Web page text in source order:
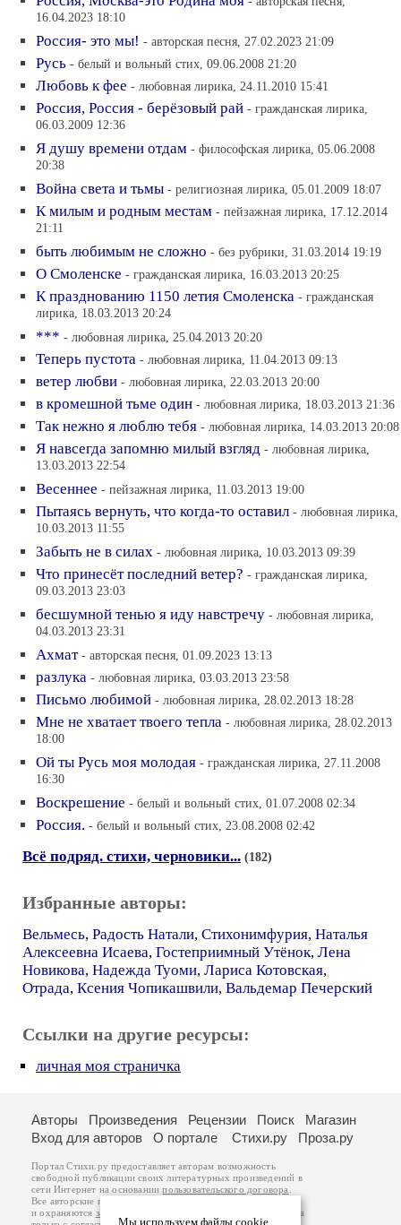
16.04.2023 18:10
Россия- это мы! - авторская песня, 27.02.2023 21:09
Русь - белый и вольный стих, 09.06.2008 21:20
Любовь к фее - любовная лирика, 24.11.2010 15:41
Россия, Россия - берёзовый рай - гражданская лирика,
06.03.2009 12:36
Я душу времени отдам - философская лирика, 05.06.2008
20:38
Война света и тьмы - религиозная лирика, 05.01.2009 18:07
К милым и родным местам - пейзажная лирика, 17.12.2014
21:11
быть любимым не сложно - без рубрики, 31.03.2014 19:19
О Смоленске - гражданская лирика, 16.03.2013 20:25
К празднованию 1150 летия Смоленска - гражданская
лирика, 18.03.2013 20:24
*** - любовная лирика, 25.04.2013 20:20
Теперь пустота - любовная лирика, 11.04.2013 09:13
ветер любви - любовная лирика, 22.03.2013 20:00
в кромешной тьме один - любовная лирика, 18.03.2013 21:36
Так нежно я люблю тебя - любовная лирика, 14.03.2013 20:08
Я навсегда запомню милый взгляд - любовная лирика,
13.03.2013 22:54
Весеннее - пейзажная лирика, 11.03.2013 19:00
Пытаясь вернуть, что когда-то оставил - любовная лирика,
10.03.2013 11:55
Забыть не в силах - любовная лирика, 10.03.2013 09:39
Что принесёт последний ветер? - гражданская лирика,
09.03.2013 23:03
бесшумной тенью я иду навстречу - любовная лирика,
04.03.2013 23:31
Ахмат - авторская песня, 01.09.2023 13:13
разлука - любовная лирика, 03.03.2013 23:58
Письмо любимой - любовная лирика, 28.02.2013 18:28
Мне не хватает твоего тепла - любовная лирика, 28.02.2013
18:00
Ой ты Русь моя молодая - гражданская лирика, 27.11.2008
16:30
Воскрешение - белый и вольный стих, 01.07.2008 02:34
Россия. - белый и вольный стих, 23.08.2008 02:42
Всё подряд. стихи, черновики... (182)
Избранные авторы:
Вельмесь, Радость Натали, Стихонимфурия, Наталья
Алексеевна Исаева, Гостеприимный Утёнок, Лена
Новикова, Надежда Туоми, Лариса Котовская,
Отрада, Ксения Чопикашвили, Вальдемар Печерский
Ссылки на другие ресурсы:
личная моя страничка
Мы используем файлы cookie
Авторы Произведения Рецензии Поиск
Магазин
Вход для авторов
О портале Стихи.ру Проза.ру
Портал Стихи.ру предоставляет авторам возможность
свободной публикации своих литературных произведений в
сети Интернет на основаниипользовательского договора
Все авторские права на произведения принадлежат авторам
и охраняются законом
. Перепечатка произведений возможна